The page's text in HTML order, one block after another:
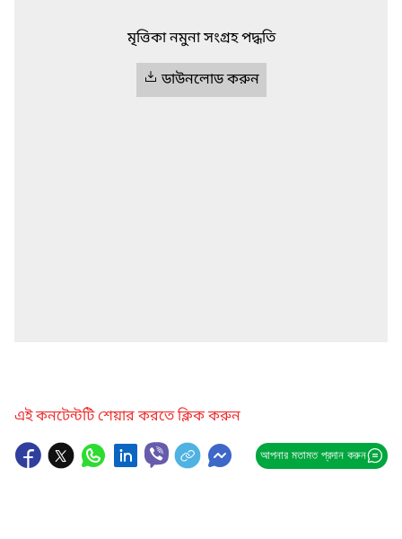
মৃত্তিকা নমুনা সংগ্রহ পদ্ধতি
ডাউনলোড করুন
এই কনটেন্টটি শেয়ার করতে ক্লিক করুন
আপনার মতামত প্রদান করুন